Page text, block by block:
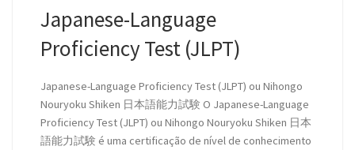
Japanese-Language
Proficiency Test (JLPT)
Japanese-Language Proficiency Test (JLPT) ou Nihongo
Nouryoku Shiken 日本語能力試験 O Japanese-Language
Proficiency Test (JLPT) ou Nihongo Nouryoku Shiken 日本
語能力試験 é uma certificação de nível de conhecimento